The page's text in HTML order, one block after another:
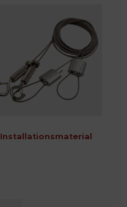
Installationsmaterial